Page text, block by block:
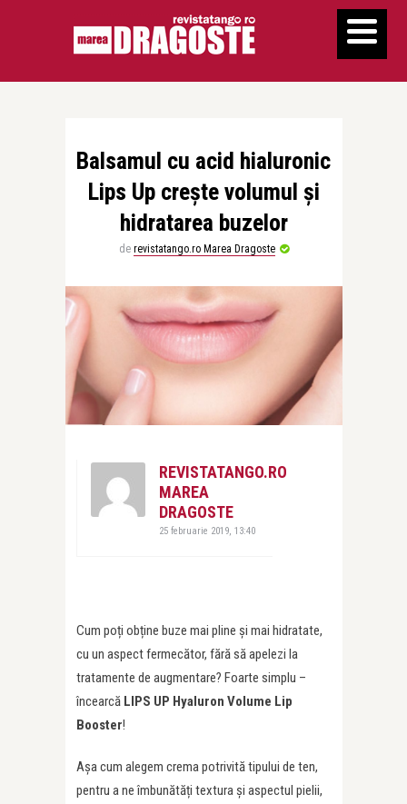
Balsamul cu acid hialuronic
Lips Up crește volumul și
hidratarea buzelor
de revistatango.ro Marea Dragoste
REVISTATANGO.RO
MAREA
DRAGOSTE
25 februarie 2019, 13:40
Cum poți obține buze mai pline și mai hidratate,
cu un aspect fermecător, fără să apelezi la
tratamente de augmentare? Foarte simplu –
încearcă LIPS UP Hyaluron Volume Lip
Booster!
Așa cum alegem crema potrivită tipului de ten,
pentru a ne îmbunătăți textura și aspectul pielii,